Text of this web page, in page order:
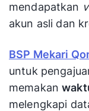
mendapatkan
akun asli dan
BSP Mekari
untuk
memakan
melengkapi